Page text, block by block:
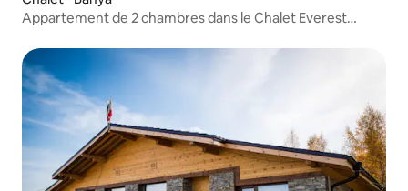
Appartement de 2 chambres dans le Chalet Everest